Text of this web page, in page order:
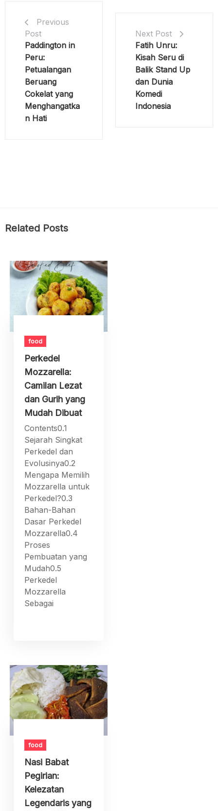
Previous
Post
Paddington in
Peru:
Petualangan
Beruang
Cokelat yang
Menghangatka
n Hati
Next Post
Fatih Unru:
Kisah Seru di
Balik Stand Up
dan Dunia
Komedi
Indonesia
Related Posts
food
Perkedel
Mozzarella:
Camilan Lezat
dan Gurih yang
Mudah Dibuat
Contents0.1
Sejarah Singkat
Perkedel dan
Evolusinya0.2
Mengapa Memilih
Mozzarella untuk
Perkedel?0.3
Bahan-Bahan
Dasar Perkedel
Mozzarella0.4
Proses
Pembuatan yang
Mudah0.5
Perkedel
Mozzarella
Sebagai
food
Nasi Babat
Pegirian:
Kelezatan
Legendaris yang